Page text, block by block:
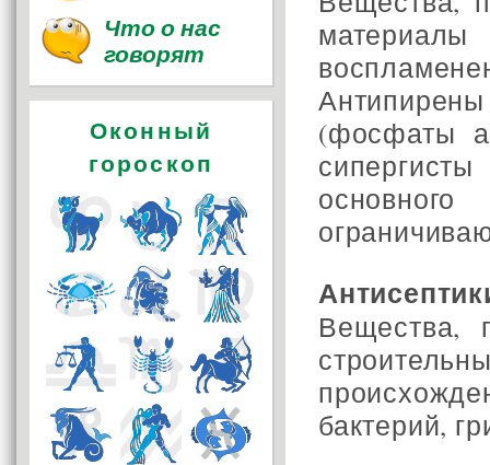
(фосфаты
Вещества,
бактерий,
Что о нас
говорят
Оконный
гороскоп